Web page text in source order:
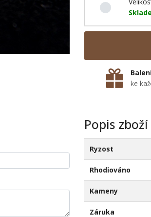
ke
Popis zboží
Ryzost
Rhodiováno
Kameny
Záruka